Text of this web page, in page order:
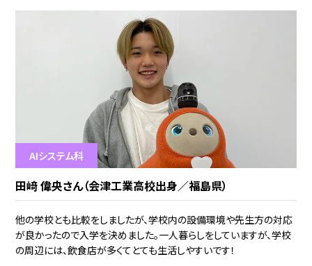
AIシステム科
田﨑 偉央さん（会津工業高校出身／福島県）
他の学校とも比較をしましたが、学校内の設備環境や先生方の対応
が良かったので入学を決めました。一人暮らしをしていますが、学校
の周辺には、飲食店が多くてとても生活しやすいです！